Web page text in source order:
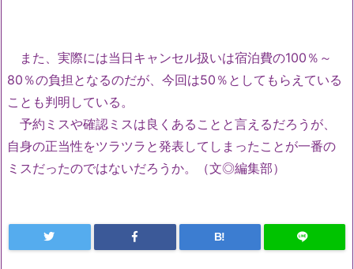
また、実際には当日キャンセル扱いは宿泊費の100％～
80％の負担となるのだが、今回は50％としてもらえている
ことも判明している。
予約ミスや確認ミスは良くあることと言えるだろうが、
自身の正当性をツラツラと発表してしまったことが一番の
ミスだったのではないだろうか。（文◎編集部）
B!